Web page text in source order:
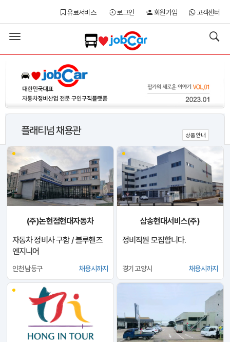
유료서비스 로그인 회원가입 고객센터
Toggle
navigation
플래티넘 채용관 상품안내
(주)논현점현대자동차
자동차 정비사 구함 / 블루핸즈
엔지니어
인천 남동구 채용시까지
삼송현대서비스(주)
정비직원 모집합니다.
경기 고양시 채용시까지